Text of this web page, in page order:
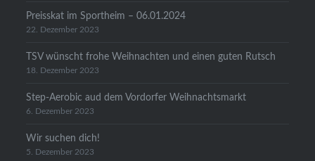
Preisskat im Sportheim – 06.01.2024
22. Dezember 2023
TSV wünscht frohe Weihnachten und einen guten Rutsch
18. Dezember 2023
Step-Aerobic aud dem Vordorfer Weihnachtsmarkt
6. Dezember 2023
Wir suchen dich!
5. Dezember 2023